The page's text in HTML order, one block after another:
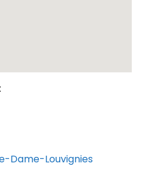
Dame-Louvignies